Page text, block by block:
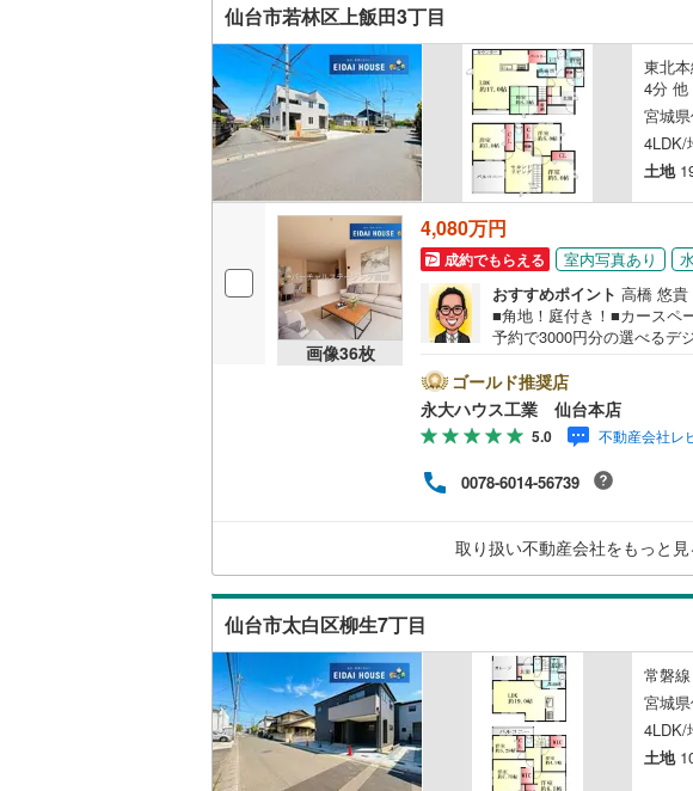
仙台市若林区上飯田3丁目
東北
4分 他
宮城
4LDK/
土地
画像36枚
4,080万円
成約でもらえる 室内写真あり
おすすめポイント 高橋 悠貴
■角地！庭付き！■カースペ
予約で3000円分の選べるデ
ちらでは当社の強みを大き
建・マンション・土地...と
育施設や商業施設、子育て
良い物件選びをして頂ける
験豊富なスタッフ＞当社
ど住宅に関する様々なご質
税金についても、誠心誠
（定休日火・水曜日※店舗に
ぞお気軽にお問い合わせく
ゴールド推奨店
永大ハウス工業 仙台本店
5.0 不動産会社レ
0078-6014-56739
取り扱い不動産会社をもっと見
仙台市太白区柳生7丁目
常磐
宮城
4LDK/
土地
浴室
浴室乾燥機あり ）
バルコニー、庭
ウッドデッキあり ）
収納
ウォークインクローゼット
（
）
販売、価格、契約、入居関連など
即入居可能（ 19）
オンライン対応
オンライン内見(相談)可
（108）